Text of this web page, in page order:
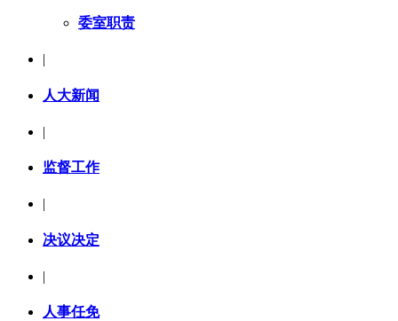
委室职责
|
人大新闻
|
监督工作
决议决定
|
人事任免